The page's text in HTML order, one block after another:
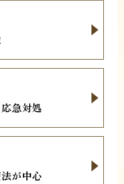
急対処
が中心